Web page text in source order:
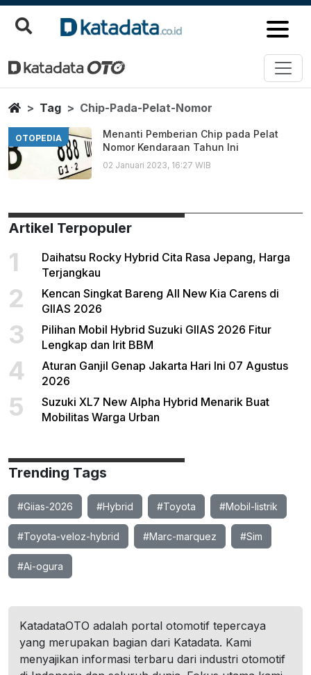
Chip Pada Pelat Nomor
Berita Terbaru
HomeTag Chip-Pada-Pelat-Nomor
OTOPEDIA
Menanti Pemberian Chip pada Pelat
Nomor Kendaraan Tahun Ini
02 Januari 2023, 16:27 WIB
Artikel Terpopuler
1
Daihatsu Rocky Hybrid Cita Rasa Jepang, Harga
Terjangkau
2
Kencan Singkat Bareng All New Kia Carens di
GIIAS 2026
3
Pilihan Mobil Hybrid Suzuki GIIAS 2026 Fitur
Lengkap dan Irit BBM
4
Aturan Ganjil Genap Jakarta Hari Ini 07 Agustus
2026
5
Suzuki XL7 New Alpha Hybrid Menarik Buat
Mobilitas Warga Urban
Trending Tags
#Giias-2026 #Hybrid #Toyota #Mobil-listrik
#Toyota-veloz-hybrid #Marc-marquez #Sim
#Ai-ogura
KatadataOTO adalah portal otomotif tepercaya
yang merupakan bagian dari Katadata. Kami
menyajikan informasi terbaru dari industri otomotif